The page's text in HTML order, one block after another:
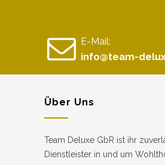
E-Mail:
info@team-
Über Uns
Team Deluxe GbR ist ihr
Dienstleister in und um